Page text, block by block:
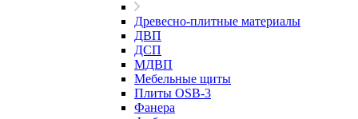
Древесно-плитные материалы
ДВП
ДСП
МДВП
Мебельные щиты
Плиты OSB-3
Фанера